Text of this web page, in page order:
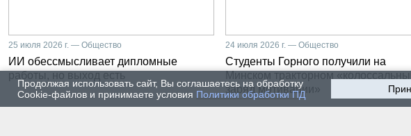
Продолжая использовать сайт, Вы соглашаетесь на обработку
Cookie-файлов и принимаете условия Политики обработки ПД
25 июля 2026 г. — Общество
ИИ обессмысливает дипломные
работы, но выход есть
24 июля 2026 г. — Общество
Студенты Горного получили на
Минском тракторном
заряд мотивации»